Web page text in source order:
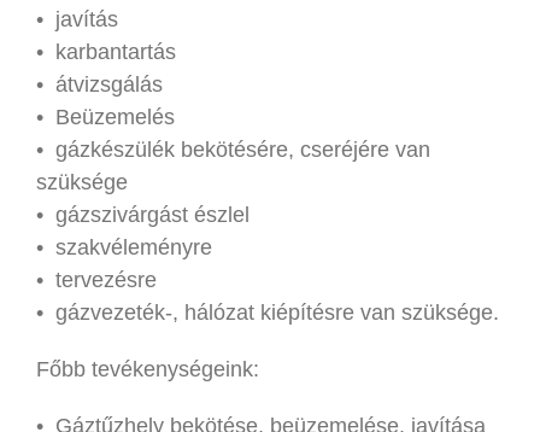
• javítás
• karbantartás
• átvizsgálás
• Beüzemelés
• gázkészülék bekötésére, cseréjére van
szüksége
• gázszivárgást észlel
• szakvéleményre
• tervezésre
• gázvezeték-, hálózat kiépítésre van szüksége.
Főbb tevékenységeink:
• Gáztűzhely bekötése, beüzemelése, javítása